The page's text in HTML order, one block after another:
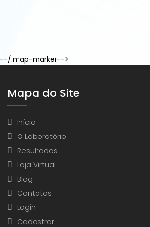
--/.map-marker-->
Mapa do Site
Início
O Laboratório
Resultados
Loja Virtual
Blog
Contatos
Login
Cadastrar